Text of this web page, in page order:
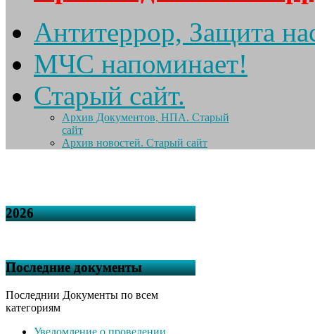
Антитеррор, Защита
МЧС напоминает!
Старый сайт.
Архив Документов, НПА. Старый
сайт
Архив новостей. Старый сайт
2026
Последние документы
Последнии Документы по всем
категориям
Уведомление о проведении